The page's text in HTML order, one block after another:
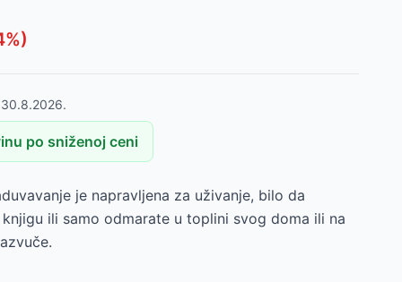
%)
30.8.2026.
po sniženoj ceni
je napravljena za uživanje, bilo da
ili samo odmarate u toplini svog doma ili na